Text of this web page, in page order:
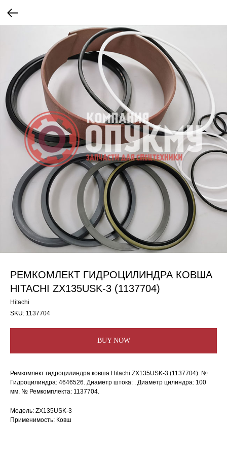
РЕМКОМЛЕКТ ГИДРОЦИЛИНДРА КОВША
HITACHI ZX135USK-3 (1137704)
Hitachi
SKU: 1137704
BUY NOW
Ремкомлект гидроцилиндра ковша Hitachi ZX135USK-3 (1137704). №
Гидроцилиндра: 4646526. Диаметр штока: . Диаметр цилиндра: 100
мм. № Ремкомплекта: 1137704.
Модель: ZX135USK-3
Применимость: Ковш